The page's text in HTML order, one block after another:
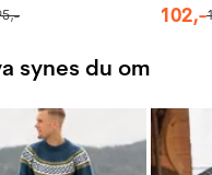
,- 102,-
synes du om